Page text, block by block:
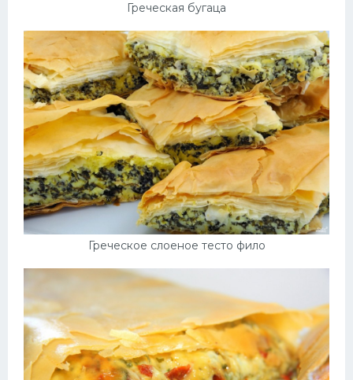
Греческая бугаца
Греческое слоеное тесто фило